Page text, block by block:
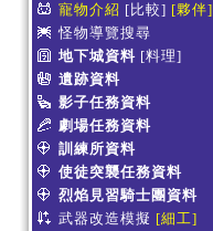
寵物介紹 [比較] [夥伴]
怪物導覽搜尋
地下城資料 [料理]
遺跡資料
影子任務資料
劇場任務資料
訓練所資料
使徒突襲任務資料
烈焰見習騎士團資料
武器改造模擬 [細工]